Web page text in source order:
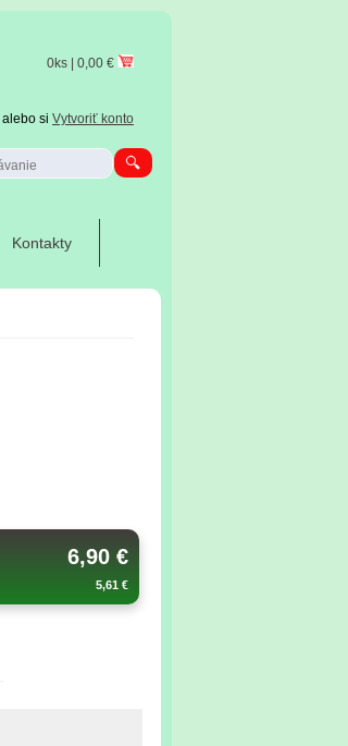
0ks | 0,00 €
alebo si Vytvoriť konto
Kontakty
6,90 €
5,61 €